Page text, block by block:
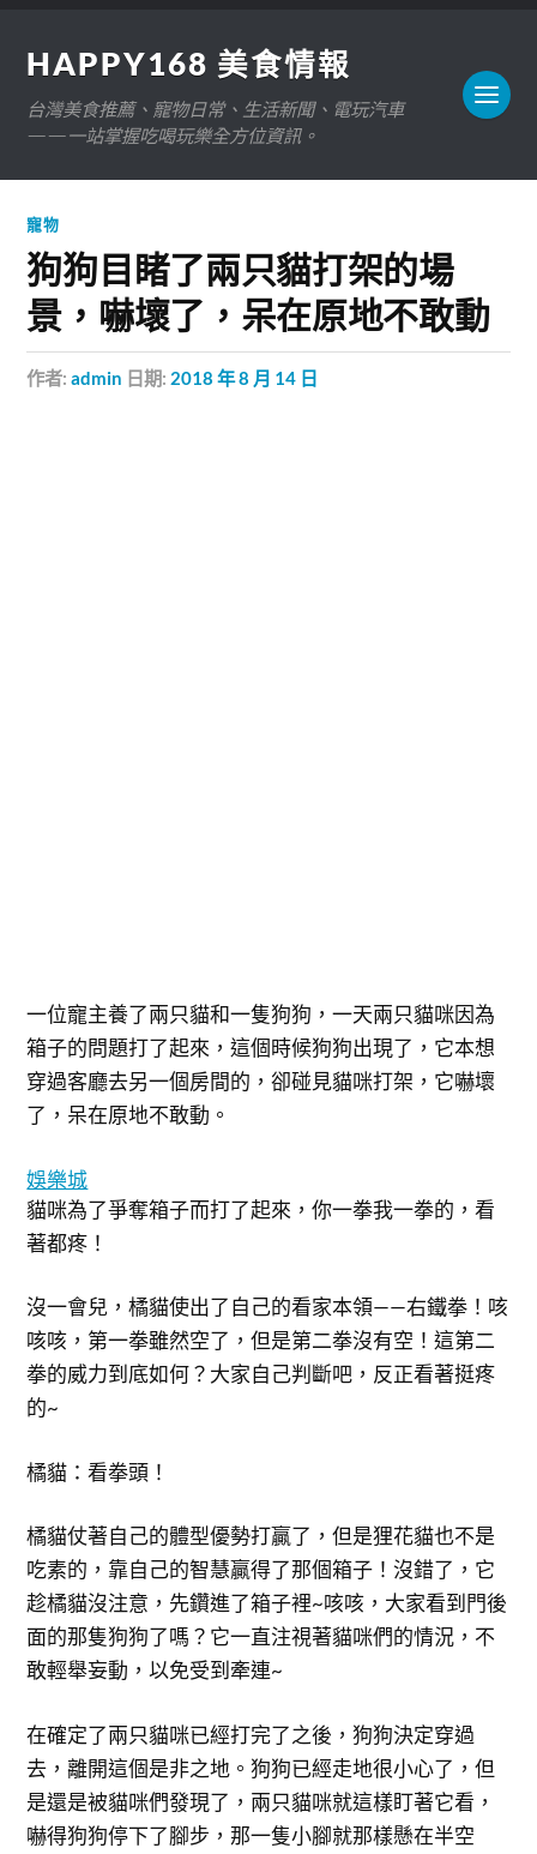
HAPPY168 美食情報
台灣美食推薦、寵物日常、生活新聞、電玩汽車
——一站掌握吃喝玩樂全方位資訊。
寵物
狗狗目睹了兩只貓打架的場
景，嚇壞了，呆在原地不敢動
作者:admin 日期: 2018 年 8 月 14 日
一位寵主養了兩只貓和一隻狗狗，一天兩只貓咪因為
箱子的問題打了起來，這個時候狗狗出現了，它本想
穿過客廳去另一個房間的，卻碰見貓咪打架，它嚇壞
了，呆在原地不敢動。
娛樂城
貓咪為了爭奪箱子而打了起來，你一拳我一拳的，看
著都疼！
沒一會兒，橘貓使出了自己的看家本領——右鐵拳！咳
咳咳，第一拳雖然空了，但是第二拳沒有空！這第二
拳的威力到底如何？大家自己判斷吧，反正看著挺疼
的~
橘貓：看拳頭！
橘貓仗著自己的體型優勢打贏了，但是狸花貓也不是
吃素的，靠自己的智慧贏得了那個箱子！沒錯了，它
趁橘貓沒注意，先鑽進了箱子裡~咳咳，大家看到門後
面的那隻狗狗了嗎？它一直注視著貓咪們的情況，不
敢輕舉妄動，以免受到牽連~
在確定了兩只貓咪已經打完了之後，狗狗決定穿過
去，離開這個是非之地。狗狗已經走地很小心了，但
是還是被貓咪們發現了，兩只貓咪就這樣盯著它看，
嚇得狗狗停下了腳步，那一隻小腳就那樣懸在半空